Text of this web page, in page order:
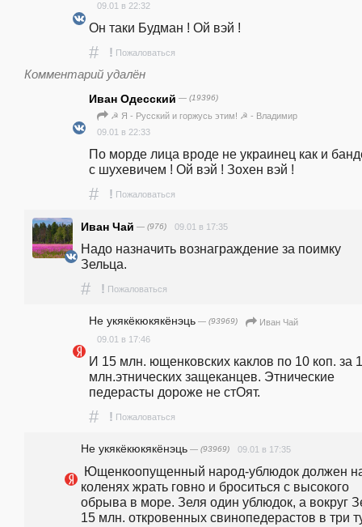
09.01 в 22:32
Он таки Будман ! Ой вэй !
# ! Пожаловаться
Комментарий удалён
Иван Одесский — (19396)
☭ Я - Русский и горжусь этим! ☭ - Владимир
09.01 в 22:33
По морде лица вроде не украинец как и
с шухевичем ! Ой вэй ! Зохен вэй !
# ! Пожаловаться
Иван Чай — (976) 09.01 в 17:35
Надо назначить вознаграждение за поимку
Зельца.
# ! Пожаловаться
Не укякёкюкякёнэць — (93969)
Иван Чай
09.01 в 17:46
И 15 млн. ющенковских каклов по 10 коп. за 1
млн.этнических защеканцев. Этнические
педерасты дороже не стОят.
# ! Пожаловаться
Не укякёкюкякёнэць — (93969) 09.01 в 17:35
коленях жрать говно и броситься с высокого
обрыва в море. Зеля один ублюдок, а вокруг